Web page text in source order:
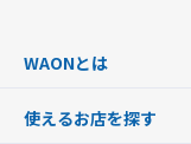
WAONとは
WAONを申込む
使えるお店を探す